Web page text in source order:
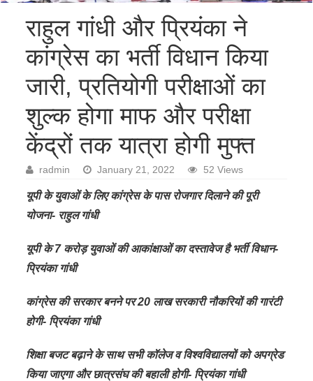
राहुल गांधी और प्रियंका ने
कांग्रेस का भर्ती विधान किया
जारी, प्रतियोगी परीक्षाओं का
शुल्क होगा माफ और परीक्षा
केंद्रों तक यात्रा होगी मुफ्त
radmin January 21, 2022 52 Views
यूपी के युवाओं के लिए कांग्रेस के पास रोजगार दिलाने की पूरी
योजना- राहुल गांधी
यूपी के 7 करोड़ युवाओं की आकांक्षाओं का दस्तावेज है भर्ती विधान-
प्रियंका गांधी
कांग्रेस की सरकार बनने पर 20 लाख सरकारी नौकरियों की गारंटी
होगी- प्रियंका गांधी
शिक्षा बजट बढ़ाने के साथ सभी कॉलेज व विश्वविद्यालयों को अपग्रेड
किया जाएगा और छात्रसंघ की बहाली होगी- प्रियंका गांधी